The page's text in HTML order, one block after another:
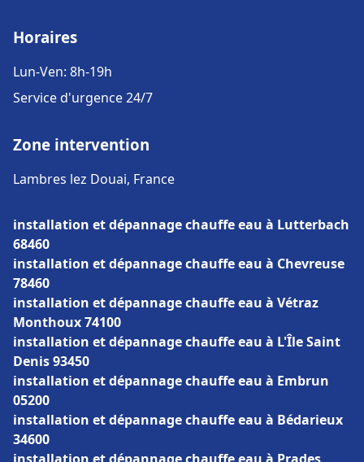
Horaires
Lun-Ven: 8h-19h
Service d'urgence 24/7
Zone intervention
Lambres lez Douai, France
installation et dépannage chauffe eau à Lutterbach
68460
installation et dépannage chauffe eau à Chevreuse
78460
installation et dépannage chauffe eau à Vétraz
Monthoux 74100
installation et dépannage chauffe eau à L'Île Saint
Denis 93450
installation et dépannage chauffe eau à Embrun
05200
installation et dépannage chauffe eau à Bédarieux
34600